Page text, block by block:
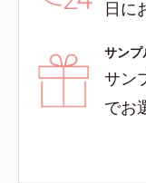
日に
サンプ
サン
でお